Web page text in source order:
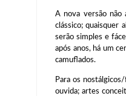
A nova versão não
clássico; quaisquer
serão simples e
após anos, há um
camuflados.
Para os
ouvida; artes